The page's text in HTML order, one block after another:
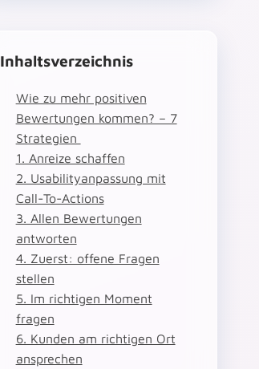
Inhaltsverzeichnis
Wie zu mehr positiven
Bewertungen kommen? – 7
Strategien
1. Anreize schaffen
2. Usabilityanpassung mit
Call-To-Actions
3. Allen Bewertungen
antworten
4. Zuerst: offene Fragen
stellen
5. Im richtigen Moment
fragen
6. Kunden am richtigen Ort
ansprechen